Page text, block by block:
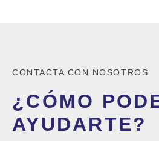
CONTACTA CON NOSOTROS
¿CÓMO
AYUDARTE?